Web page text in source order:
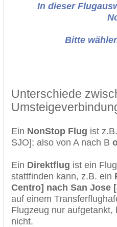
In dieser
Bitte
Unterschiede
Ein NonStop Flug ist
SJO]; also von A nach B
Ein Direktflug ist ein
stattfinden kann, z.B. ein
Centro] nach San Jose
auf einem
Flugzeug nur
nicht.